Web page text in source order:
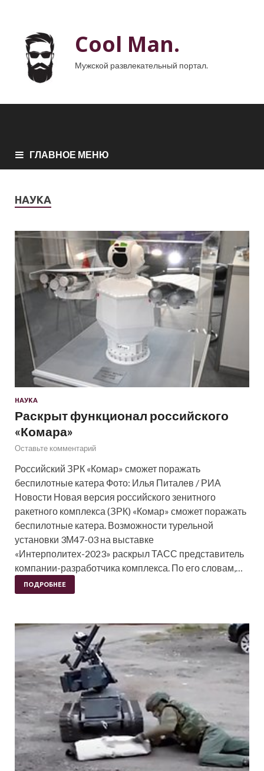
Cool Man.
Мужской развлекательный портал.
ГЛАВНОЕ МЕНЮ
НАУКА
НАУКА
Раскрыт функционал российского
«Комара»
Оставьте комментарий
Российский ЗРК «Комар» сможет поражать
беспилотные катера Фото: Илья Питалев / РИА
Новости Новая версия российского зенитного
ракетного комплекса (ЗРК) «Комар» сможет поражать
беспилотные катера. Возможности турельной
установки 3М47-03 на выставке
«Интерполитех-2023» раскрыл ТАСС представитель
компании-разработчика комплекса. По его словам,…
ПОДРОБНЕЕ